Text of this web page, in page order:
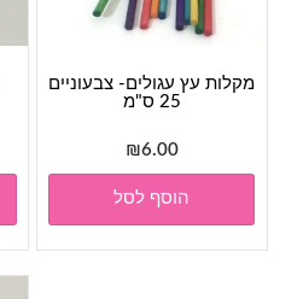
מקלות עץ עגולים- צבעוניים
25 ס"מ
₪6.00
הוסף לסל